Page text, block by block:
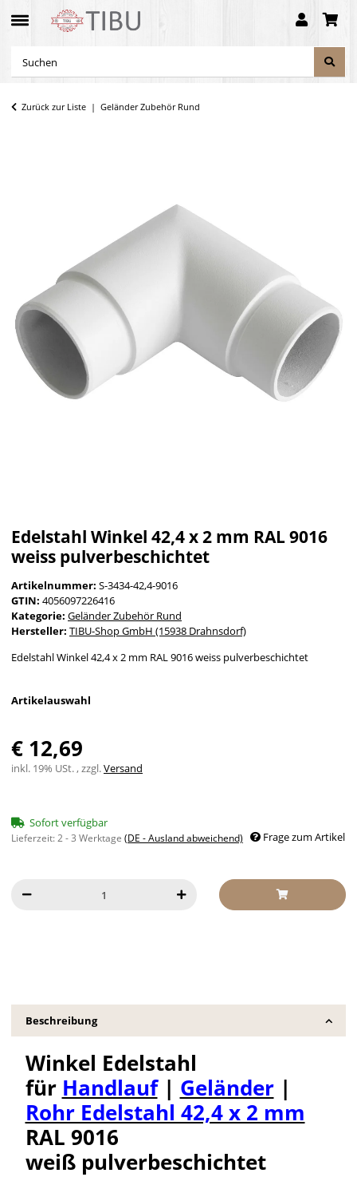
Zurück zur Liste Geländer Zubehör Rund
Edelstahl Winkel 42,4 x 2 mm RAL 9016
weiss pulverbeschichtet
Artikelnummer: S-3434-42,4-9016
GTIN: 4056097226416
Kategorie: Geländer Zubehör Rund
Hersteller: TIBU-Shop GmbH (15938 Drahnsdorf)
Edelstahl Winkel 42,4 x 2 mm RAL 9016 weiss pulverbeschichtet
Artikelauswahl
€ 12,69
inkl. 19% USt. , zzgl.Versand
Sofort verfügbar
Lieferzeit:2 - 3 Werktage (DE - Ausland abweichend) Frage zum Artikel
Beschreibung
Winkel Edelstahl
für Handlauf| Geländer|
Rohr Edelstahl 42,4 x 2 mm
RAL 9016
weiß pulverbeschichtet